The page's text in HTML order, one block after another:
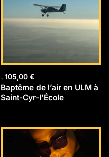
105,00 €
Baptême de l’air en ULM à
Saint-Cyr-l’École